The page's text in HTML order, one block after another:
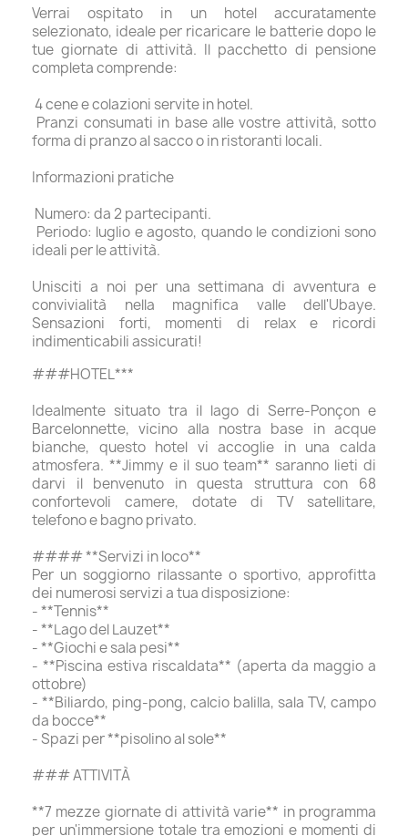
Verrai ospitato in un hotel accuratamente
selezionato, ideale per ricaricare le batterie dopo le
tue giornate di attività. Il pacchetto di pensione
completa comprende:
4 cene e colazioni servite in hotel.
Pranzi consumati in base alle vostre attività, sotto
forma di pranzo al sacco o in ristoranti locali.
Informazioni pratiche
Numero: da 2 partecipanti.
Periodo: luglio e agosto, quando le condizioni sono
ideali per le attività.
Unisciti a noi per una settimana di avventura e
convivialità nella magnifica valle dell'Ubaye.
Sensazioni forti, momenti di relax e ricordi
indimenticabili assicurati!
###HOTEL***
Idealmente situato tra il lago di Serre-Ponçon e
Barcelonnette, vicino alla nostra base in acque
bianche, questo hotel vi accoglie in una calda
atmosfera. **Jimmy e il suo team** saranno lieti di
darvi il benvenuto in questa struttura con 68
confortevoli camere, dotate di TV satellitare,
telefono e bagno privato.
#### **Servizi in loco**
Per un soggiorno rilassante o sportivo, approfitta
dei numerosi servizi a tua disposizione:
- **Tennis**
- **Lago del Lauzet**
- **Giochi e sala pesi**
- **Piscina estiva riscaldata** (aperta da maggio a
ottobre)
- **Biliardo, ping-pong, calcio balilla, sala TV, campo
da bocce**
- Spazi per **pisolino al sole**
### ATTIVITÀ
**7 mezze giornate di attività varie** in programma
per un'immersione totale tra emozioni e momenti di